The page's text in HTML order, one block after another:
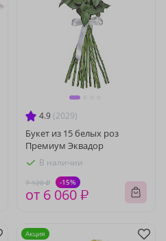
4.9 (2029)
Букет из 15 белых роз
Премиум Эквадор
В наличии
7 120 ₽ -15%
от 6 060 ₽
Акция